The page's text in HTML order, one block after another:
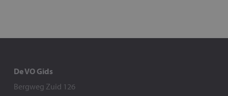
De VO Gids
Bergweg Zuid 126